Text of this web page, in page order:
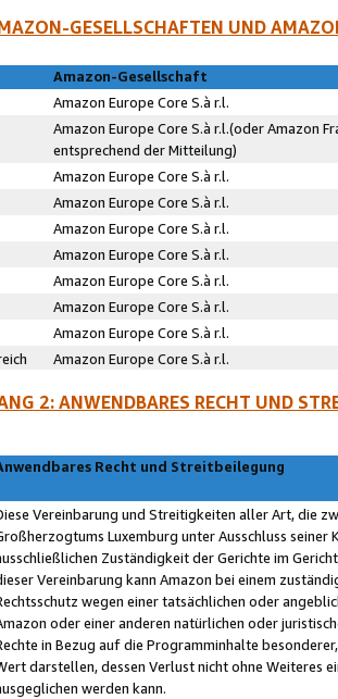
GESELLSCHAFTEN UND
Amazon-Gesellschaft
Amazon Europe Core S.à r.l.
Amazon Europe Core S.à r.l.(oder Amazon
entsprechend der Mitteilung)
Amazon Europe Core S.à r.l.
Amazon Europe Core S.à r.l.
Amazon Europe Core S.à r.l.
Amazon Europe Core S.à r.l.
Amazon Europe Core S.à r.l.
Amazon Europe Core S.à r.l.
Amazon Europe Core S.à r.l.
Amazon Europe Core S.à r.l.
2: ANWENDBARES RECHT UND
Recht und Streitbeilegung
Vereinbarung und Streitigkeiten aller Art, die
Luxemburg unter Ausschluss
Zuständigkeit der Gerichte im
Vereinbarung kann Amazon bei einem
wegen einer tatsächlichen oder
oder einer anderen natürlichen oder
in Bezug auf die Programminhalte
darstellen, dessen Verlust nicht ohne Weiteres
werden kann.